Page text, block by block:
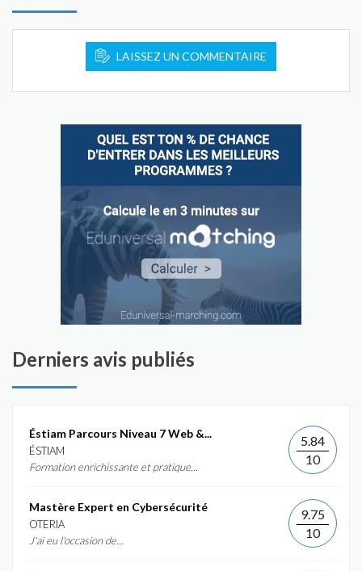
LAISSEZ UN COMMENTAIRE
Derniers avis publiés
Éstiam Parcours Niveau 7 Web &...
ÉSTIAM
Formation enrichissante et pratique...
5.84
10
Mastère Expert en Cybersécurité
OTERIA
J'ai eu l'occasion de...
9.75
10